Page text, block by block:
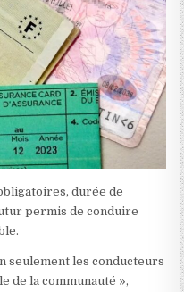
durée de
permis de conduire
seulement les conducteurs
de la communauté »,